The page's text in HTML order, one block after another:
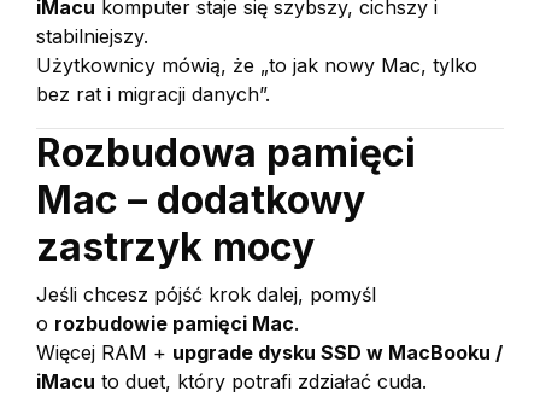
iMacu komputer staje się szybszy, cichszy i
stabilniejszy.
Użytkownicy mówią, że „to jak nowy Mac, tylko
bez rat i migracji danych”.
Rozbudowa pamięci
Mac – dodatkowy
zastrzyk mocy
Jeśli chcesz pójść krok dalej, pomyśl
o rozbudowie pamięci Mac.
Więcej RAM + upgrade dysku SSD w MacBooku /
iMacu to duet, który potrafi zdziałać cuda.